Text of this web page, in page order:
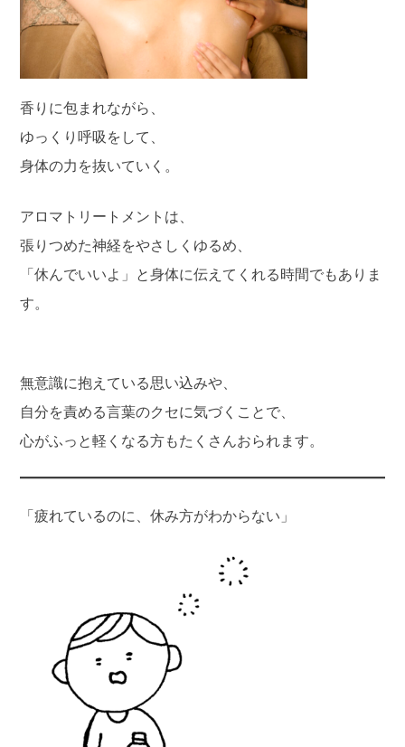
香りに包まれながら、
ゆっくり呼吸をして、
身体の力を抜いていく。
アロマトリートメントは、
張りつめた神経をやさしくゆるめ、
「休んでいいよ」と身体に伝えてくれる時間でもありま
す。
無意識に抱えている思い込みや、
自分を責める言葉のクセに気づくことで、
心がふっと軽くなる方もたくさんおられます。
「疲れているのに、休み方がわからない」